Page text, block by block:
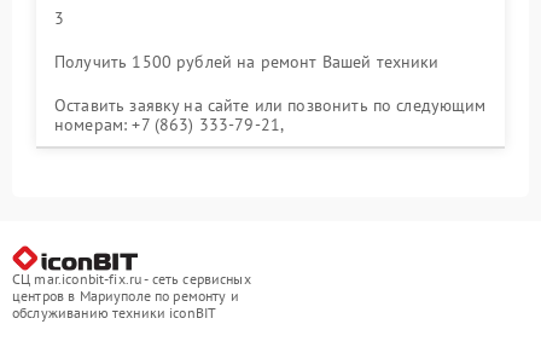
3
Получить 1500 рублей на ремонт Вашей техники
Оставить заявку на сайте или позвонить по следующим
номерам: +7 (863) 333-79-21,
СЦ mar.iconbit-fix.ru - сеть сервисных
центров в Мариуполе по ремонту и
обслуживанию техники iconBIT